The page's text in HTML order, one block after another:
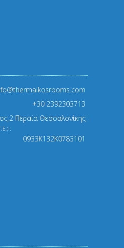
+30 2392303713
2 Περαία Θεσσαλονίκης
:
0933Κ132Κ0783101